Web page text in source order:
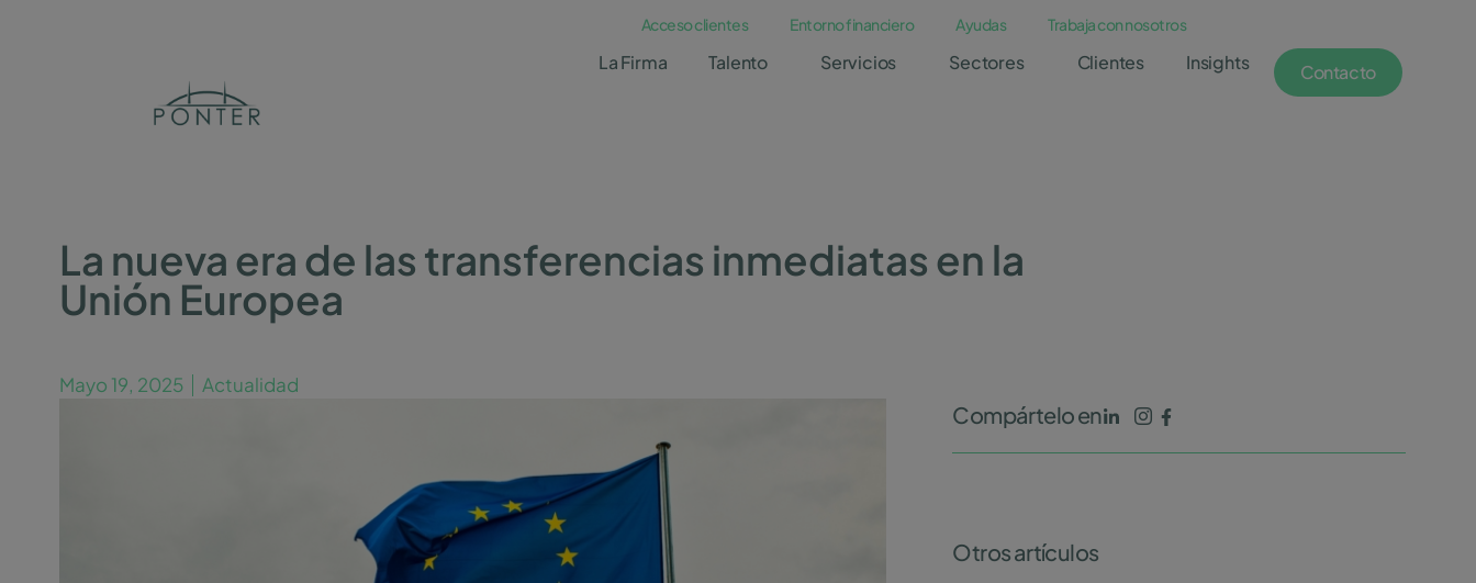
Acceso clientes Entorno financiero Ayudas Trabaja con nosotros
Contacto
La Firma Talento Servicios Sectores Clientes Insights
La nueva era de las transferencias inmediatas en la
Unión Europea
Mayo 19, 2025 Actualidad
Compártelo en
Otros artículos